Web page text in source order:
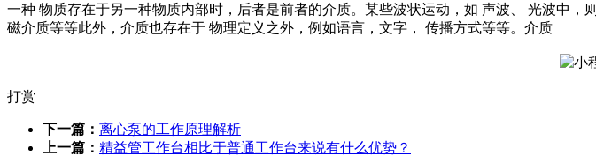
一种 物质存在于另一种物质内部时，后者是前者的介质。某些波状运动，如 声波、 光波中
磁介质等等此外，介质也存在于 物理定义之外，例如语言，文字， 传播方式等等。介质
打赏
下一篇： 离心泵的工作原理解析
上一篇： 精益管工作台相比于普通工作台来说有什么优势？